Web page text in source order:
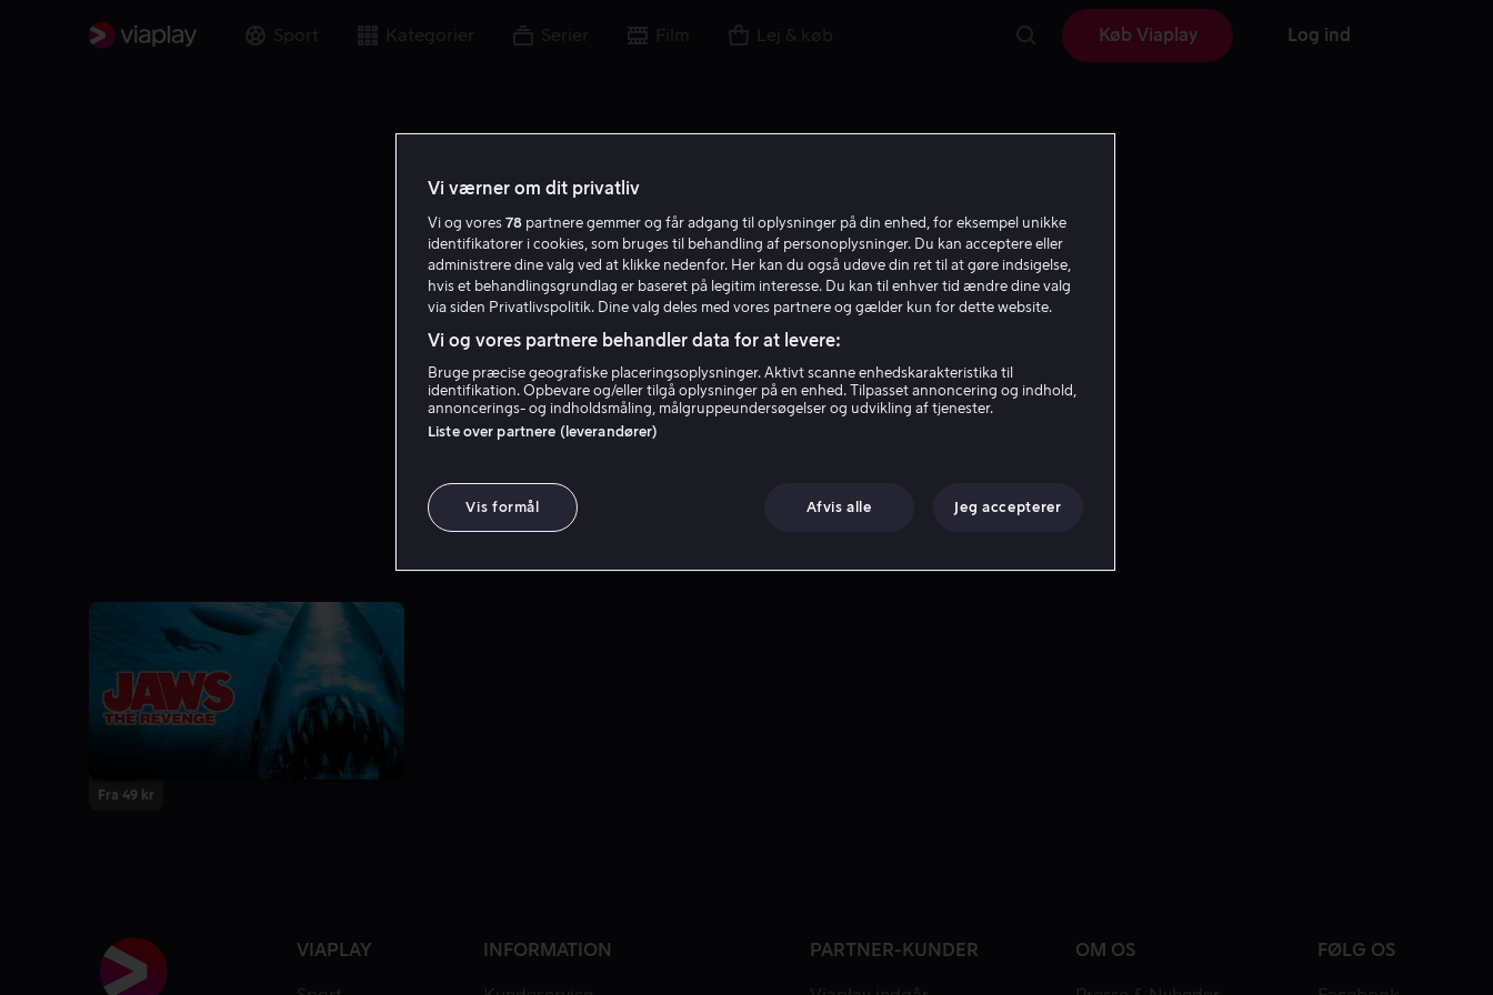
Sport Kategorier Serier Film Lej & køb Køb Viaplay Log ind
Joseph Sargent
Fra 49 kr
VIAPLAY INFORMATION PARTNER-KUNDER OM OS FØLG OS
Vi værner om dit privatliv
Vi og vores 78 partnere gemmer og får adgang til oplysninger på din enhed, for eksempel unikke
identifikatorer i cookies, som bruges til behandling af personoplysninger. Du kan acceptere eller
administrere dine valg ved at klikke nedenfor. Her kan du også udøve din ret til at gøre indsigelse,
hvis et behandlingsgrundlag er baseret på legitim interesse. Du kan til enhver tid ændre dine valg
via siden Privatlivspolitik. Dine valg deles med vores partnere og gælder kun for dette website.
Vi og vores partnere behandler data for at levere:
Bruge præcise geografiske placeringsoplysninger. Aktivt scanne enhedskarakteristika til
identifikation. Opbevare og/eller tilgå oplysninger på en enhed. Tilpasset annoncering og indhold,
annoncerings- og indholdsmåling, målgruppeundersøgelser og udvikling af tjenester.
Liste over partnere (leverandører)
Vis formål Afvis alle Jeg accepterer